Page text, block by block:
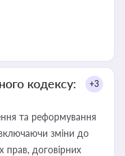
кодексу:
+3
та реформування
зміни до
прав, договірних